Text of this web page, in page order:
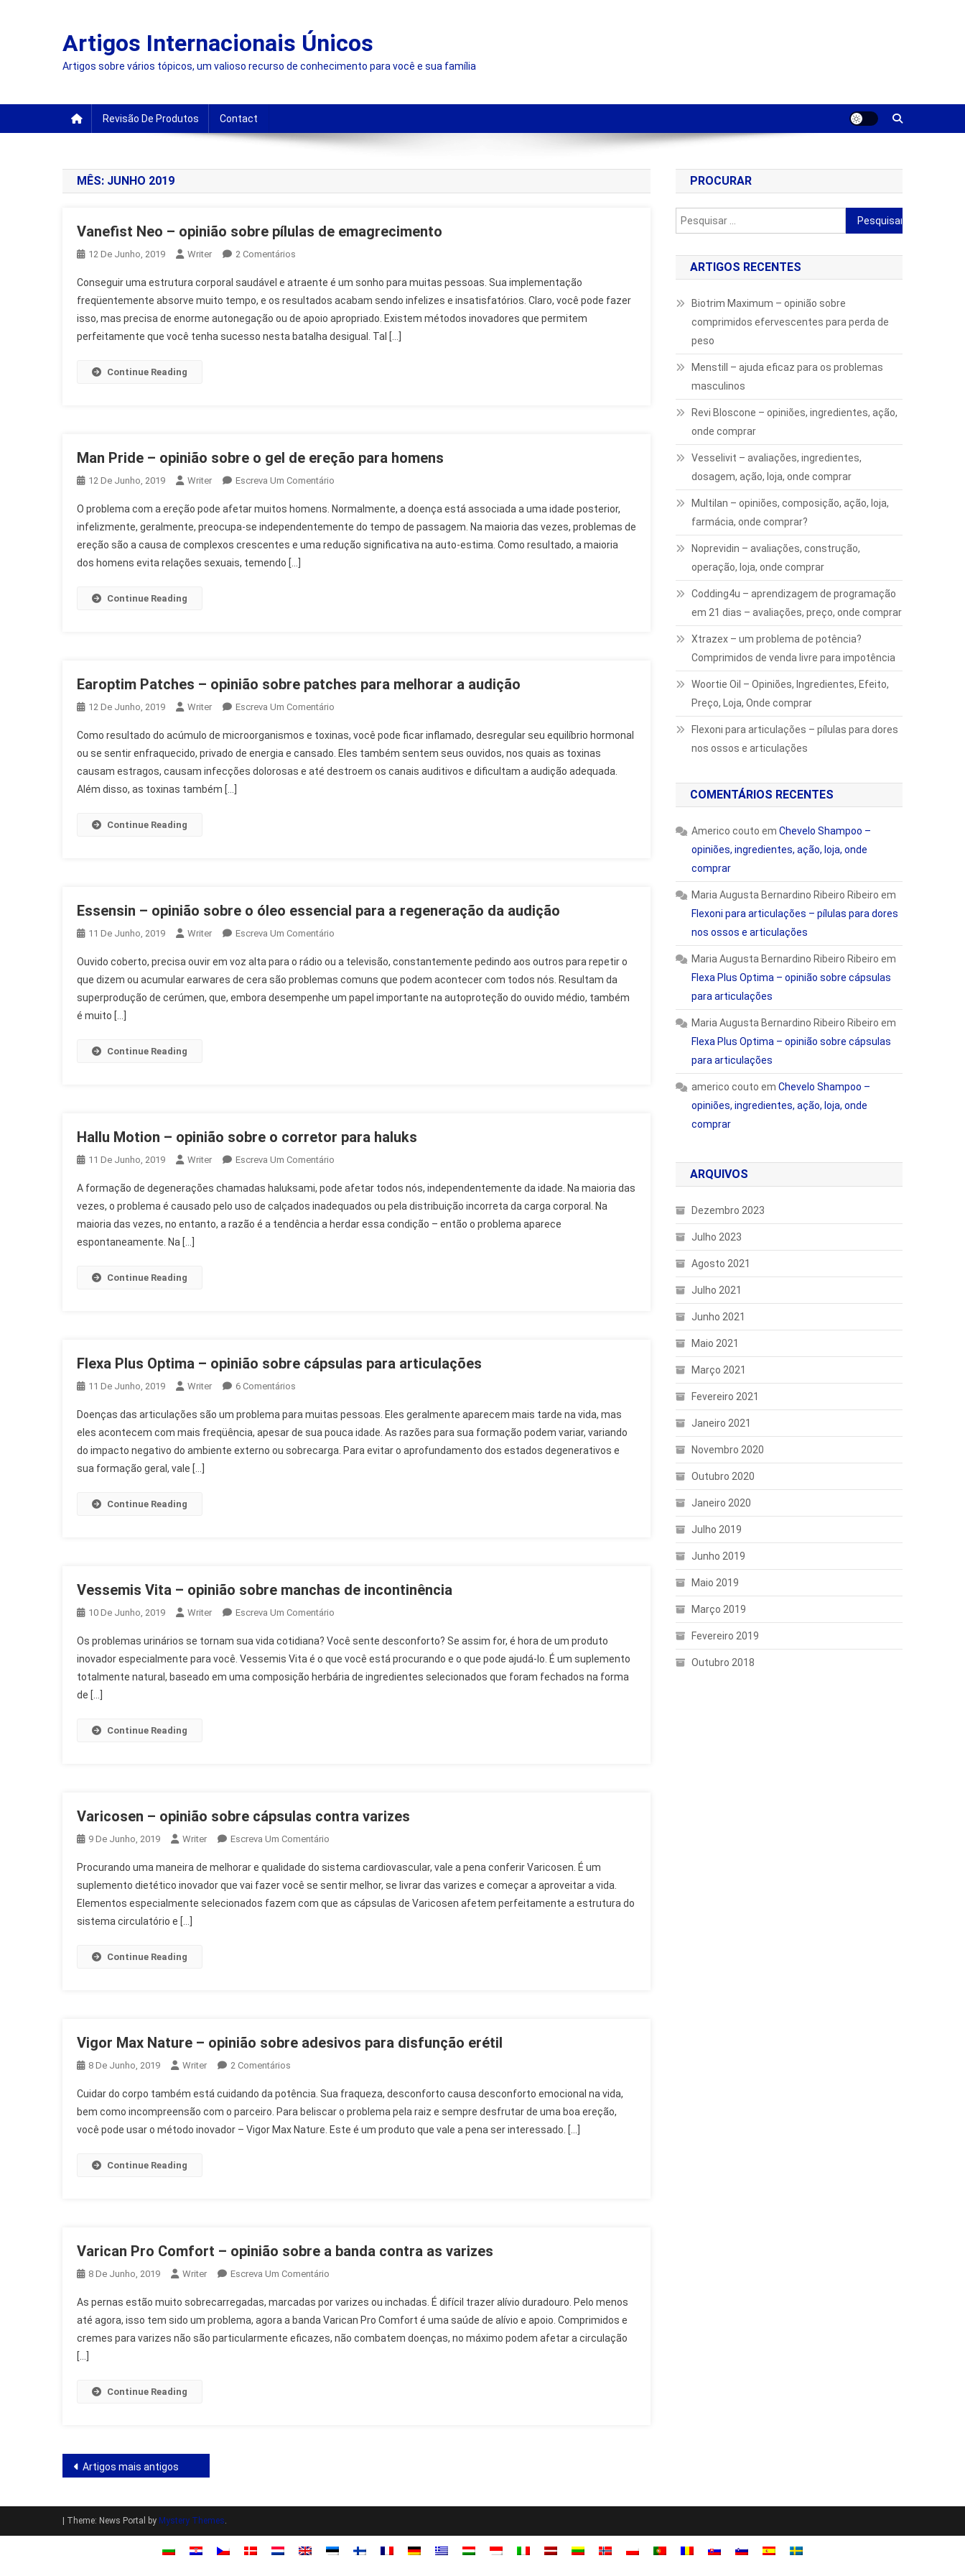
Artigos Internacionais Únicos
Artigos sobre vários tópicos, um valioso recurso de conhecimento para você e sua família
Revisão De Produtos Contact
MÊS: JUNHO 2019
Vanefist Neo – opinião sobre pílulas de emagrecimento
12 De Junho, 2019 Writer 2 Comentários
Neo
–
Opinião
Sobre
Conseguir uma estrutura corporal saudável e atraente é um sonho para muitas pessoas. Sua implementação
freqüentemente absorve muito tempo, e os resultados acabam sendo infelizes e insatisfatórios. Claro, você pode fazer
isso, mas precisa de enorme autonegação ou de apoio apropriado. Existem métodos inovadores que permitem
perfeitamente que você tenha sucesso nesta batalha desigual. Tal […]
Continue Reading
Man Pride – opinião sobre o gel de ereção para homens
12 De Junho, 2019 Writer Escreva Um Comentário
Pride
–
Opinião
O problema com a ereção pode afetar muitos homens. Normalmente, a doença está associada a uma idade posterior,
infelizmente, geralmente, preocupa-se independentemente do tempo de passagem. Na maioria das vezes, problemas de
ereção são a causa de complexos crescentes e uma redução significativa na auto-estima. Como resultado, a maioria
dos homens evita relações sexuais, temendo […]
Continue Reading
Earoptim Patches – opinião sobre patches para melhorar a audição
12 De Junho, 2019 Writer Escreva Um Comentário
Patches
–
Opinião
Como resultado do acúmulo de microorganismos e toxinas, você pode ficar inflamado, desregular seu equilíbrio hormonal
ou se sentir enfraquecido, privado de energia e cansado. Eles também sentem seus ouvidos, nos quais as toxinas
causam estragos, causam infecções dolorosas e até destroem os canais auditivos e dificultam a audição adequada.
Além disso, as toxinas também […]
Continue Reading
Essensin – opinião sobre o óleo essencial para a regeneração da audição
11 De Junho, 2019 Writer Escreva Um Comentário
–
Opinião
Sobre
Ouvido coberto, precisa ouvir em voz alta para o rádio ou a televisão, constantemente pedindo aos outros para repetir o
que dizem ou acumular earwares de cera são problemas comuns que podem acontecer com todos nós. Resultam da
superprodução de cerúmen, que, embora desempenhe um papel importante na autoproteção do ouvido médio, também
é muito […]
Continue Reading
Hallu Motion – opinião sobre o corretor para haluks
11 De Junho, 2019 Writer Escreva Um Comentário
Motion
–
Opinião
A formação de degenerações chamadas haluksami, pode afetar todos nós, independentemente da idade. Na maioria das
vezes, o problema é causado pelo uso de calçados inadequados ou pela distribuição incorreta da carga corporal. Na
maioria das vezes, no entanto, a razão é a tendência a herdar essa condição – então o problema aparece
espontaneamente. Na […]
Continue Reading
Flexa Plus Optima – opinião sobre cápsulas para articulações
11 De Junho, 2019 Writer 6 Comentários
Plus
Optima
–
Doenças das articulações são um problema para muitas pessoas. Eles geralmente aparecem mais tarde na vida, mas
eles acontecem com mais freqüência, apesar de sua pouca idade. As razões para sua formação podem variar, variando
do impacto negativo do ambiente externo ou sobrecarga. Para evitar o aprofundamento dos estados degenerativos e
sua formação geral, vale […]
Continue Reading
Vessemis Vita – opinião sobre manchas de incontinência
10 De Junho, 2019 Writer Escreva Um Comentário
Vita
–
Opinião
Os problemas urinários se tornam sua vida cotidiana? Você sente desconforto? Se assim for, é hora de um produto
inovador especialmente para você. Vessemis Vita é o que você está procurando e o que pode ajudá-lo. É um suplemento
totalmente natural, baseado em uma composição herbária de ingredientes selecionados que foram fechados na forma
de […]
Continue Reading
Varicosen – opinião sobre cápsulas contra varizes
9 De Junho, 2019 Writer Escreva Um Comentário
–
Opinião
Sobre
Procurando uma maneira de melhorar e qualidade do sistema cardiovascular, vale a pena conferir Varicosen. É um
suplemento dietético inovador que vai fazer você se sentir melhor, se livrar das varizes e começar a aproveitar a vida.
Elementos especialmente selecionados fazem com que as cápsulas de Varicosen afetem perfeitamente a estrutura do
sistema circulatório e […]
Continue Reading
Vigor Max Nature – opinião sobre adesivos para disfunção erétil
8 De Junho, 2019 Writer 2 Comentários
Max
Nature
–
Cuidar do corpo também está cuidando da potência. Sua fraqueza, desconforto causa desconforto emocional na vida,
bem como incompreensão com o parceiro. Para beliscar o problema pela raiz e sempre desfrutar de uma boa ereção,
você pode usar o método inovador – Vigor Max Nature. Este é um produto que vale a pena ser interessado. […]
Continue Reading
Varican Pro Comfort – opinião sobre a banda contra as varizes
8 De Junho, 2019 Writer Escreva Um Comentário
Pro
Comfort
–
As pernas estão muito sobrecarregadas, marcadas por varizes ou inchadas. É difícil trazer alívio duradouro. Pelo menos
até agora, isso tem sido um problema, agora a banda Varican Pro Comfort é uma saúde de alívio e apoio. Comprimidos e
cremes para varizes não são particularmente eficazes, não combatem doenças, no máximo podem afetar a circulação
[…]
Continue Reading
Navegação
artigos
Artigos mais antigos
PROCURAR
Pesquisar
por:
ARTIGOS RECENTES
Biotrim Maximum – opinião sobre
comprimidos efervescentes para perda de
peso
Menstill – ajuda eficaz para os problemas
masculinos
Revi Bloscone – opiniões, ingredientes, ação,
onde comprar
Vesselivit – avaliações, ingredientes,
dosagem, ação, loja, onde comprar
Multilan – opiniões, composição, ação, loja,
farmácia, onde comprar?
Noprevidin – avaliações, construção,
operação, loja, onde comprar
Codding4u – aprendizagem de programação
em 21 dias – avaliações, preço, onde comprar
Xtrazex – um problema de potência?
Comprimidos de venda livre para impotência
Woortie Oil – Opiniões, Ingredientes, Efeito,
Preço, Loja, Onde comprar
Flexoni para articulações – pílulas para dores
nos ossos e articulações
COMENTÁRIOS RECENTES
Americo couto emChevelo Shampoo –
opiniões, ingredientes, ação, loja, onde
comprar
Maria Augusta Bernardino Ribeiro Ribeiro em
Flexoni para articulações – pílulas para dores
nos ossos e articulações
Maria Augusta Bernardino Ribeiro Ribeiro em
Flexa Plus Optima – opinião sobre cápsulas
para articulações
Maria Augusta Bernardino Ribeiro Ribeiro em
Flexa Plus Optima – opinião sobre cápsulas
para articulações
americo couto emChevelo Shampoo –
opiniões, ingredientes, ação, loja, onde
comprar
ARQUIVOS
Dezembro 2023
Julho 2023
Agosto 2021
Julho 2021
Junho 2021
Maio 2021
Março 2021
Fevereiro 2021
Janeiro 2021
Novembro 2020
Outubro 2020
Janeiro 2020
Julho 2019
Junho 2019
Maio 2019
Março 2019
Fevereiro 2019
Outubro 2018
Theme: News Portal by Mystery Themes.